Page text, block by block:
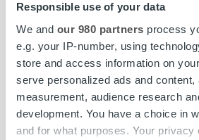
Responsible use of your data
We and our 980 partners process
e.g. your IP-number, using
store and access information on
serve personalized ads and content,
measurement, audience research
development. You have a choice in
and for what purposes. Your privacy
työkalut
Optimoitu Ropon
Ropon
parannettu vähentämällä turhia
tehostamalla tietokantahakuja.
helpottaa Ropon